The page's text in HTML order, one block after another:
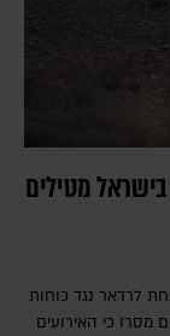
מטילים
לרדאר נגד כוחות
כי האירועים